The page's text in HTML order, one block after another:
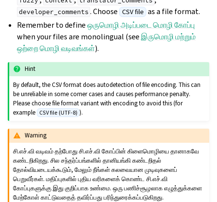
developer_comments . Choose CSV file as a file format.
Remember to defineஒருமொழி அடிப்படை மொழி கோப்பு
when your files are monolingual (seeஇருமொழி மற்றும்
ஒற்றை மொழி வடிவங்கள்).
Hint
By default, the CSV format does autodetection of file encoding. This can
be unreliable in some corner cases and causes performance penalty.
Please choose file format variant with encoding to avoid this (for
example CSV file (UTF-8) ).
Warning
சி.எச்.வி வடிவம் தற்போது சி.எச்.வி கோப்பின் கிளைமொழியை தானாகவே
கண்டறிகிறது. சில சந்தர்ப்பங்களில் தானியங்கி கண்டறிதல்
தோல்வியடையக்கூடும், மேலும் நீங்கள் கலவையான முடிவுகளைப்
பெறுவீர்கள். மதிப்புகளில் புதிய வரிகளைக் கொண்ட சி.எச்.வி
கோப்புகளுக்கு இது குறிப்பாக உண்மை. ஒரு பணிச்சூழலாக எழுத்துக்களை
மேற்கோள் காட்டுவதைத் தவிர்ப்பது பரிந்துரைக்கப்படுகிறது.